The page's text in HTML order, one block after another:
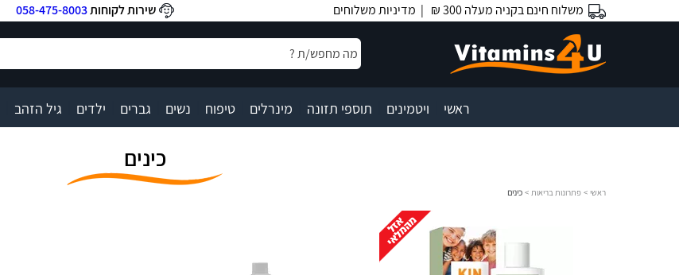
משלוח חינם בקניה מעלה 300 ₪ | מדיניות משלוחים שירות לקוחות058-475-8003
ראשי ויטמינים תוספי תזונה מינרלים טיפוח נשים גברים ילדים גיל הזהב
כינים
ראשי > פתרונות בריאות > כינים